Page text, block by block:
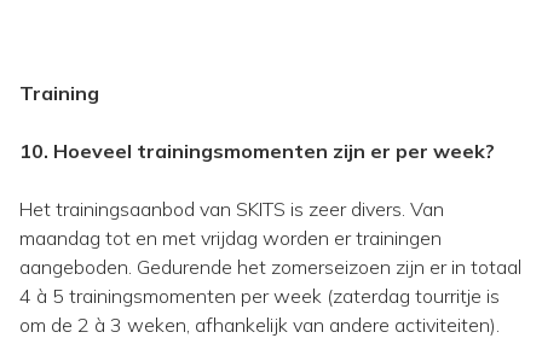
Training
10. Hoeveel trainingsmomenten zijn er per week?
Het trainingsaanbod van SKITS is zeer divers. Van
maandag tot en met vrijdag worden er trainingen
aangeboden. Gedurende het zomerseizoen zijn er in totaal
4 à 5 trainingsmomenten per week (zaterdag tourritje is
om de 2 à 3 weken, afhankelijk van andere activiteiten).